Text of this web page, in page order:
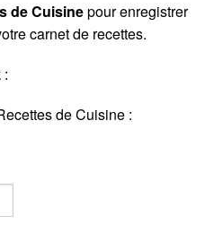
de Cuisinepour enregistrer
carnet de recettes.
:
de Cuisine :